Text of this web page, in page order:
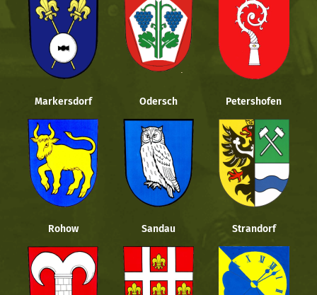
Markersdorf Odersch Petershofen
Rohow Sandau Strandorf